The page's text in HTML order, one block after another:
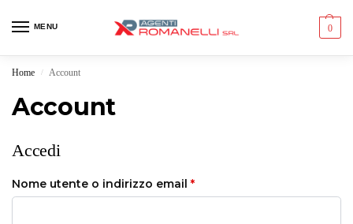
MENU 0
Home / Account
Account
Accedi
Nome utente o indirizzo email *